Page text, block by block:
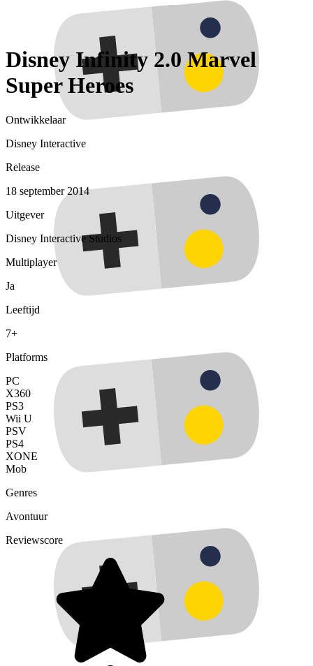
Disney Infinity 2.0 Marvel
Super Heroes
Ontwikkelaar
Disney Interactive
Release
18 september 2014
Uitgever
Disney Interactive Studios
Multiplayer
Ja
Leeftijd
7+
Platforms
PC
X360
PS3
Wii U
PSV
PS4
XONE
Mob
Genres
Avontuur
Reviewscore